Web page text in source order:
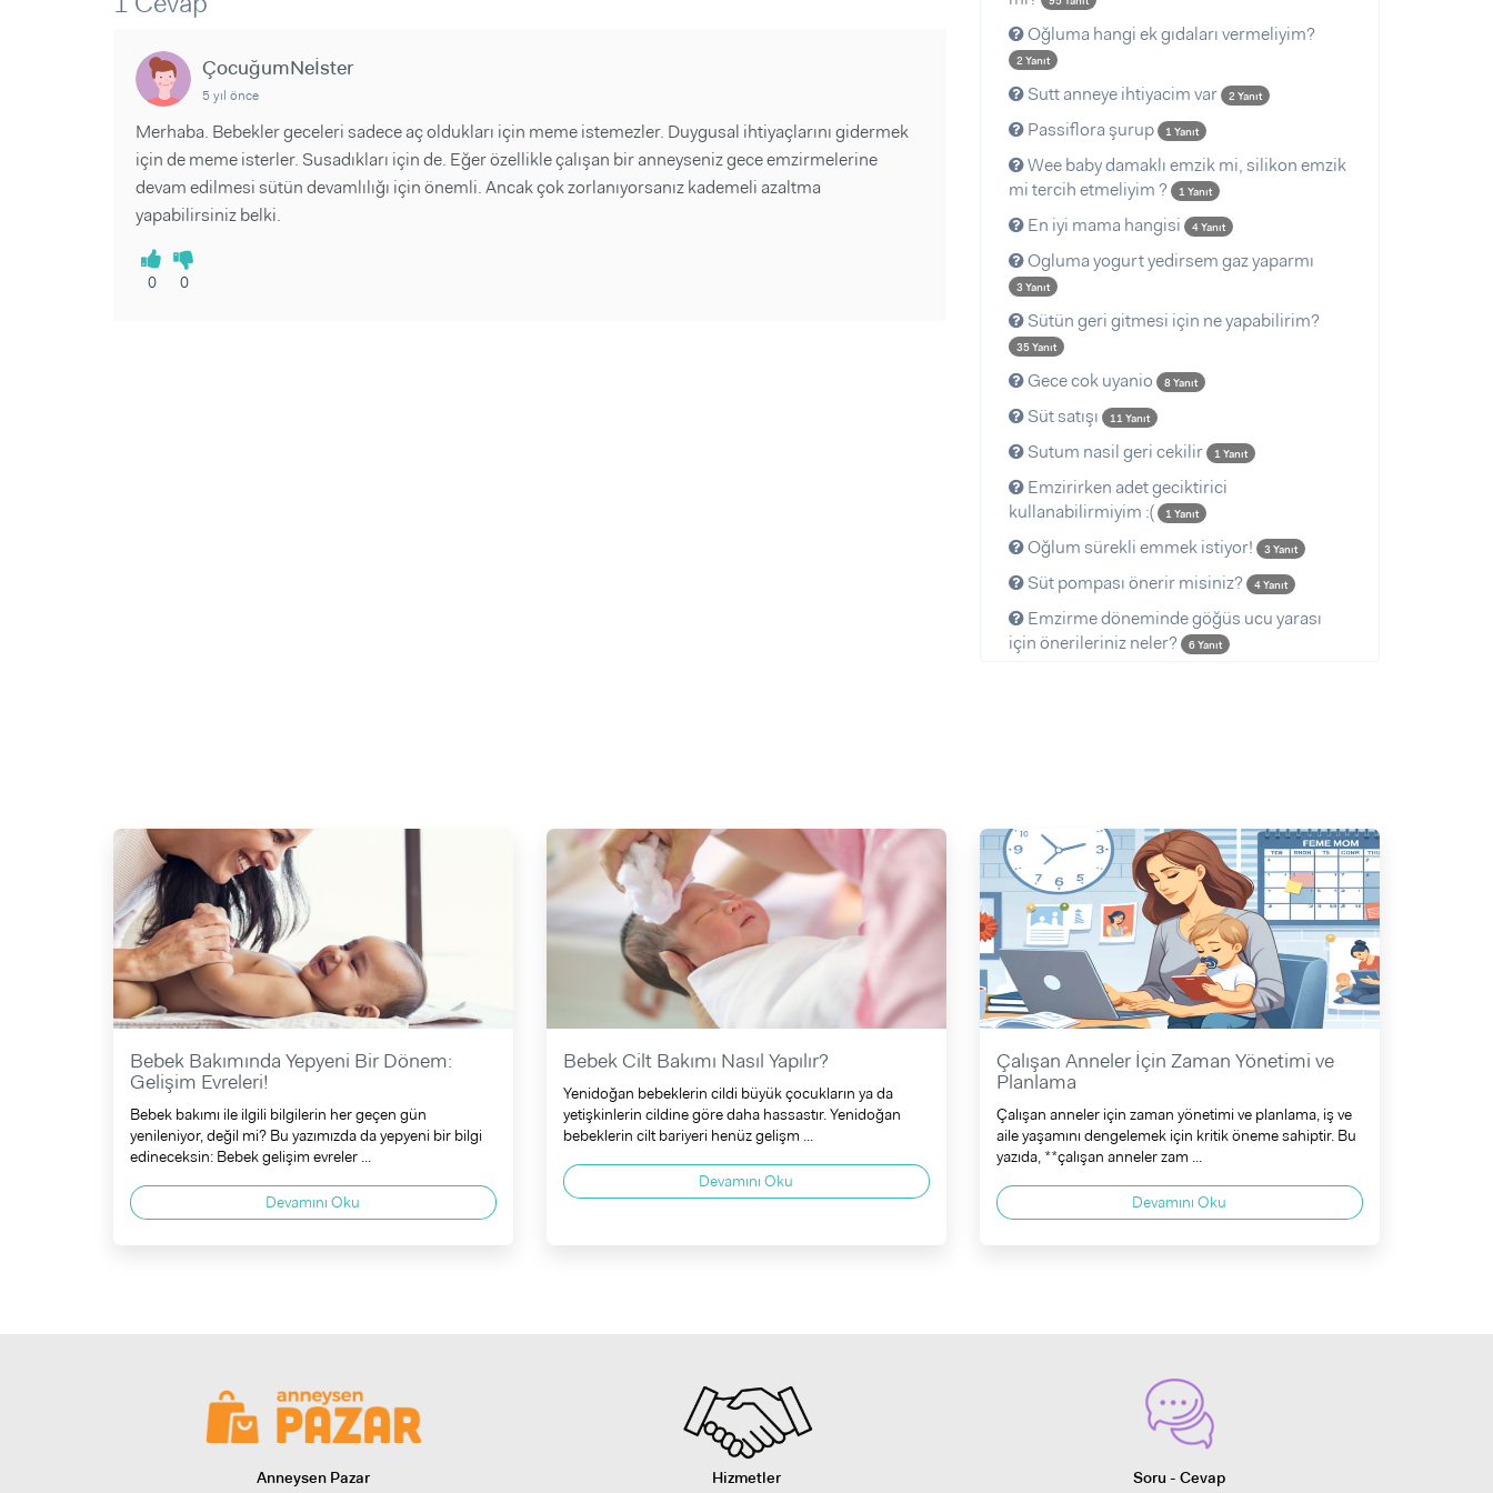
Sorular ve Yanıtlar
Makaleler
Videolar
ÇocuğumNeİster
5 yıl önce
Merhaba. Bebekler geceleri sadece aç oldukları için meme istemezler. Duygusal ihtiyaçlarını gidermek
için de meme isterler. Susadıkları için de. Eğer özellikle çalışan bir anneyseniz gece emzirmelerine
devam edilmesi sütün devamlılığı için önemli. Ancak çok zorlanıyorsanız kademeli azaltma
yapabilirsiniz belki.
0 0
Oğluma hangi ek gıdaları vermeliyim?
2 Yanıt
Sutt anneye ihtiyacim var 2 Yanıt
Passiflora şurup 1 Yanıt
Wee baby damaklı emzik mi, silikon emzik
mi tercih etmeliyim ?
1 Yanıt
En iyi mama hangisi 4 Yanıt
Ogluma yogurt yedirsem gaz yaparmı
3 Yanıt
Sütün geri gitmesi için ne yapabilirim?
35 Yanıt
Gece cok uyanio 8 Yanıt
Süt satışı 11 Yanıt
Sutum nasil geri cekilir 1 Yanıt
Emzirirken adet geciktirici
kullanabilirmiyim :(
1 Yanıt
Oğlum sürekli emmek istiyor! 3 Yanıt
Süt pompası önerir misiniz? 4 Yanıt
Emzirme döneminde göğüs ucu yarası
için önerileriniz neler?
6 Yanıt
Bebek Bakımında Yepyeni Bir Dönem:
Gelişim Evreleri!
Bebek bakımı ile ilgili bilgilerin her geçen gün
yenileniyor, değil mi? Bu yazımızda da yepyeni bir bilgi
edineceksin: Bebek gelişim evreler ...
Devamını Oku
Bebek Cilt Bakımı Nasıl Yapılır?
Yenidoğan bebeklerin cildi büyük çocukların ya da
yetişkinlerin cildine göre daha hassastır. Yenidoğan
bebeklerin cilt bariyeri henüz gelişm ...
Devamını Oku
Çalışan Anneler İçin Zaman Yönetimi ve
Planlama
Çalışan anneler için zaman yönetimi ve planlama, iş ve
aile yaşamını dengelemek için kritik öneme sahiptir. Bu
yazıda, **çalışan anneler zam ...
Devamını Oku
Anneysen Pazar
Hizmetler
Soru - Cevap